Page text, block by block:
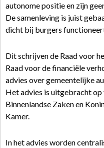
autonome positie en zijn
De samenleving is juist
dicht bij burgers
Dit schrijven de Raad voor
Raad voor de financiële
advies over gemeentelijke
Het advies is uitgebracht
Binnenlandse Zaken en
Kamer.
In het advies worden